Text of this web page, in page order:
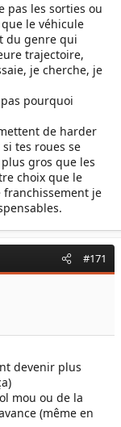
pas les sorties ou
le véhicule
du genre qui
trajectoire,
je cherche, je
pourquoi
de harder
tes roues se
gros que les
choix que le
franchissement je
#171
devenir plus
mou ou de la
(même en